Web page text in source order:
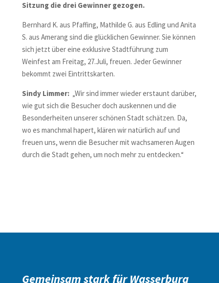
Sitzung die drei Gewinner gezogen.
Bernhard K. aus Pfaffing, Mathilde G. aus Edling und Anita
S. aus Amerang sind die glücklichen Gewinner. Sie können
sich jetzt über eine exklusive Stadtführung zum
Weinfest am Freitag, 27.Juli, freuen. Jeder Gewinner
bekommt zwei Eintrittskarten.
Sindy Limmer:„Wir sind immer wieder erstaunt darüber,
wie gut sich die Besucher doch auskennen und die
Besonderheiten unserer schönen Stadt schätzen. Da,
wo es manchmal hapert, klären wir natürlich auf und
freuen uns, wenn die Besucher mit wachsameren Augen
durch die Stadt gehen, um noch mehr zu entdecken.“
Gemeinsam stark für Wasserburg